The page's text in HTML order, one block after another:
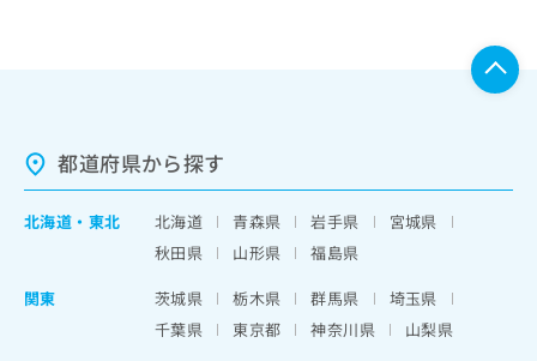
都道府県から探す
北海道 ・ 東北 北海道 青森県 岩手県
宮城県
秋田県
山形県
福島県
関東
茨城県 栃木県 群馬県
埼玉県
千葉県
東京都 神奈川県
山梨県